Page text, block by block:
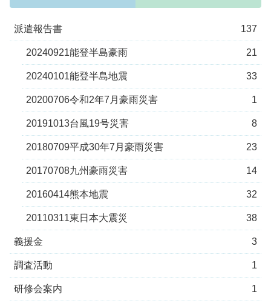
派遣報告書 137
20240921能登半島豪雨 21
20240101能登半島地震 33
20200706令和2年7月豪雨災害 1
20191013台風19号災害 8
20180709平成30年7月豪雨災害 23
20170708九州豪雨災害 14
20160414熊本地震 32
20110311東日本大震災 38
義援金 3
調査活動 1
研修会案内 1